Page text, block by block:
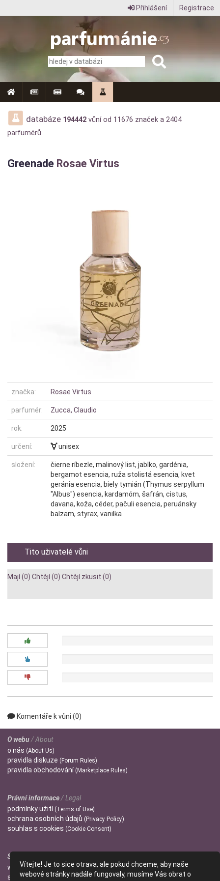
Přihlášení Registrace
Parfumanie.cz
–
vše
o
vůních,
parfémech
a
aromaterapii
databáze 194442 vůní od 11676 značek a 2404
parfumérů
Greenade Rosae Virtus
značka: Rosae Virtus
parfumér: Zucca, Claudio
rok: 2025
určení: unisex
složení:
čierne ríbezle, malinový list, jablko, gardénia,
bergamot esencia, ruža stolistá esencia, kvet
geránia esencia, biely tymián (Thymus serpyllum
"Albus") esencia, kardamóm, šafrán, cistus,
davana, koža, céder, pačuli esencia, peruánsky
balzam, styrax, vanilka
Tito uživatelé vůni
Mají (0) Chtějí (0) Chtějí zkusit (0)
Komentáře k vůni (0)
O webu/ About
o nás (About Us)
pravidla diskuze (Forum Rules)
pravidla obchodování (Marketplace Rules)
Právní informace/ Legal
podmínkyužití (Terms of Use)
ochrana osobních údajů (Privacy Policy)
souhlas s cookies (Cookie Consent)
Správci
wendulka
slniecko
Vítejte! Je to sice otrava, ale pokud chceme, aby naše
webové stránky nadále fungovaly, musíme Vás obrat o